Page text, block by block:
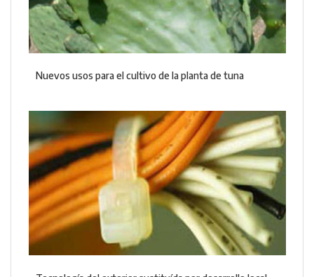
Nuevos usos para el cultivo de la planta de tuna